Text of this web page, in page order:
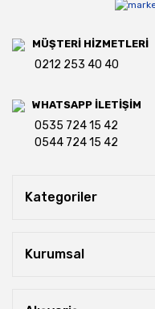
MÜŞTERİ HİZMETLERİ
0212 253 40 40
WHATSAPP İLETİŞİM
0535 724 15 42
0544 724 15 42
Kategoriler
Kurumsal